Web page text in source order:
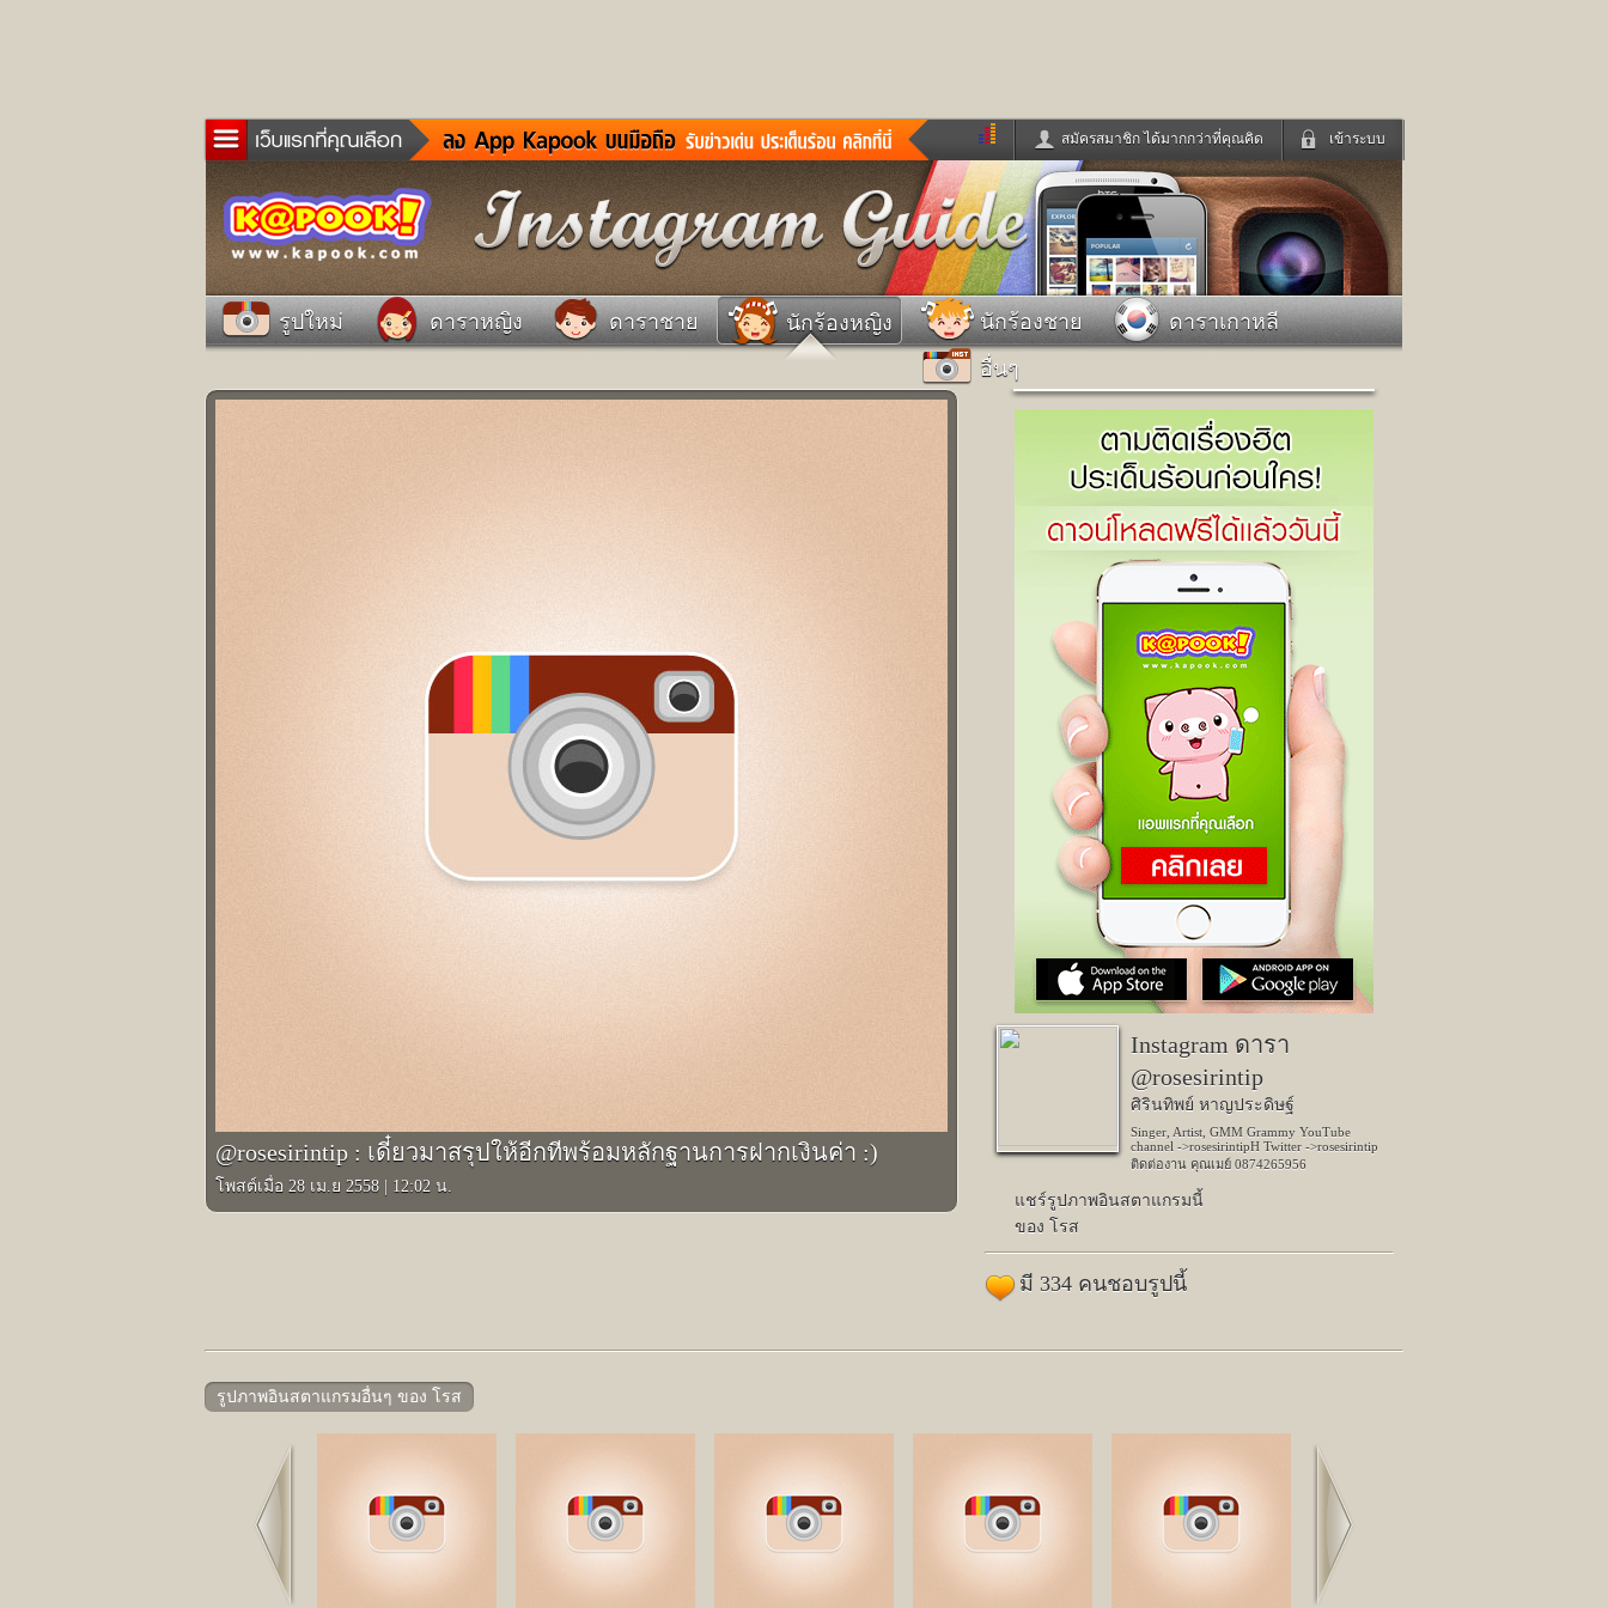
เข้าระบบ
สมัครสมาชิก ได้มากกว่าที่คุณคิด
ข่าวด่วน ข่าวสั้น ข่าวดารา
ดูทีวี
ละคร
หนังใหม่ ฟังเพลง
ฟังวิทยุออนไลน์
เกม
หมากรุกไทย แชทหมากฮอส
Glitter
แต่งงาน
แม่และเด็ก
ดูดวง
ทำนายฝัน สุขภาพ
สัตว์เลี้ยง
ผู้ชาย
ผลบอล บ้านและการตกแต่ง
ท่องเที่ยว
iCare
dictionary
เช็คความเร็วเน็ต
Facebook
เข้าระบบด้วย User Kapook
Email
Password
เข้าระบบด้วย Facebook
รูปใหม่ ดาราหญิง ดาราชาย นักร้องหญิง นักร้องชาย
ดาราเกาหลี
อื่นๆ
@rosesirintip : เดี๋ยวมาสรุปให้อีกทีพร้อมหลักฐานการฝากเงินค่า :)
โพสต์เมื่อ 28 เม.ย 2558 12:02 น.
Instagram ดารา
@rosesirintip
ศิรินทิพย์ หาญประดิษฐ์
Singer, Artist, GMM Grammy YouTube
channel ->rosesirintipH Twitter ->rosesirintip
ติดต่องาน คุณเมย์ 0874265956
แชร์รูปภาพอินสตาแกรมนี้
ของ โรส
มี 334 คนชอบรูปนี้
รูปภาพอินสตาแกรมอื่นๆ ของ โรส